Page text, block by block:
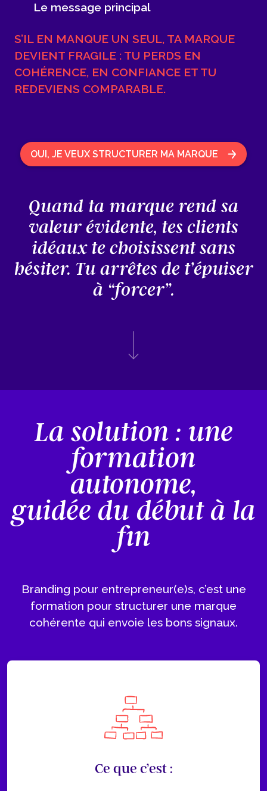
Le message principal
S’IL EN MANQUE UN SEUL, TA MARQUE
DEVIENT FRAGILE : TU PERDS EN
COHÉRENCE, EN CONFIANCE ET TU
REDEVIENS COMPARABLE.
OUI, JE VEUX STRUCTURER MA MARQUE
Quand ta marque rend sa
valeur évidente, tes clients
idéaux te choisissent sans
hésiter. Tu arrêtes de t’épuiser
à “forcer”.
La solution : une
formation
autonome,
guidée du début à la
fin
Branding pour entrepreneur(e)s, c’est une
formation pour structurer une marque
cohérente qui envoie les bons signaux.
Ce que c’est :